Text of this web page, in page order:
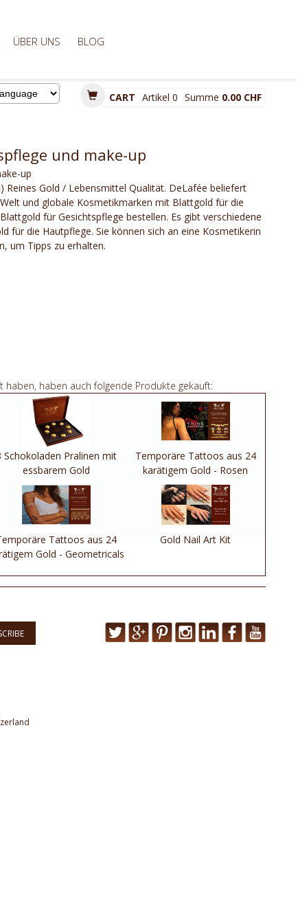
ÜBER UNS BLOG
CART Artikel 0 Summe 0.00 CHF
und make-up
up
Reines Gold / Lebensmittel Qualität. DeLafée beliefert
und globale Kosmetikmarken mit Blattgold für die
für Gesichtspflege bestellen. Es gibt verschiedene
für die Hautpflege. Sie können sich an eine Kosmetikerin
um Tipps zu erhalten.
haben, haben auch folgende Produkte gekauft:
Schokoladen Pralinen mit
essbarem Gold
Temporäre Tattoos aus 24
karätigem Gold - Rosen
Tattoos aus 24
Gold - Geometricals
Gold Nail Art Kit